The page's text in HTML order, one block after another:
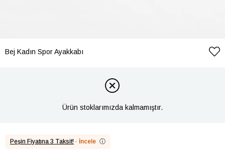
Bej Kadın Spor Ayakkabı
Ürün stoklarımızda kalmamıştır.
Peşin Fiyatına 3 Taksit! · İncele ⓘ